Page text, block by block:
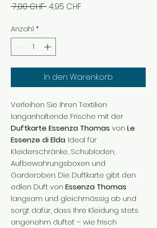
7,00 CHF Standardpreis
4,95 CHF
Anzahl *
In den Warenkorb
Verleihen Sie Ihren Textilien
langanhaltende Frische mit der
Duftkarte Essenza Thomas von Le
Essenze di Elda. Ideal für
Kleiderschränke, Schubladen,
Aufbewahrungsboxen und
Garderoben. Die Duftkarte gibt den
edlen Duft von Essenza Thomas
langsam und gleichmässig ab und
sorgt dafür, dass Ihre Kleidung stets
angenehm duftet – wie frisch